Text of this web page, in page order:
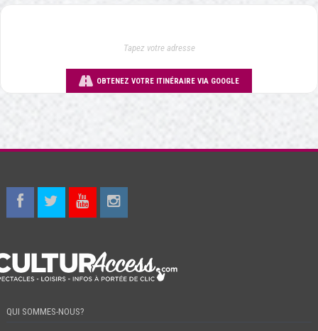
OBTENEZ VOTRE ITINÉRAIRE VIA GOOGLE
QUI SOMMES-NOUS?